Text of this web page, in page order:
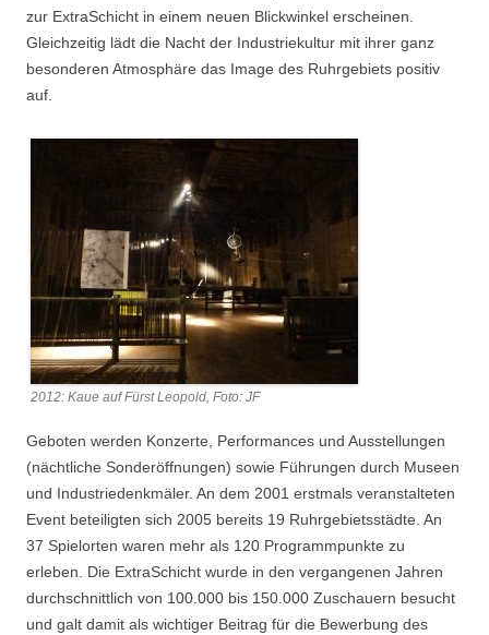
zur ExtraSchicht in einem neuen Blickwinkel erscheinen.
Gleichzeitig lädt die Nacht der Industriekultur mit ihrer ganz
besonderen Atmosphäre das Image des Ruhrgebiets positiv
auf.
2012: Kaue auf Fürst Leopold, Foto: JF
Geboten werden Konzerte, Performances und Ausstellungen
(nächtliche Sonderöffnungen) sowie Führungen durch Museen
und Industriedenkmäler. An dem 2001 erstmals veranstalteten
Event beteiligten sich 2005 bereits 19 Ruhrgebietsstädte. An
37 Spielorten waren mehr als 120 Programmpunkte zu
erleben. Die ExtraSchicht wurde in den vergangenen Jahren
durchschnittlich von 100.000 bis 150.000 Zuschauern besucht
und galt damit als wichtiger Beitrag für die Bewerbung des